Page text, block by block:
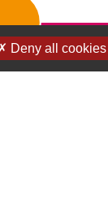
Deny all cookies